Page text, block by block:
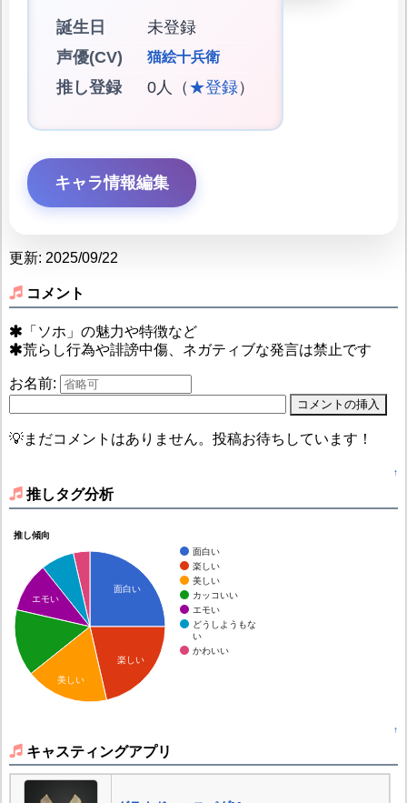
誕生日
未登録
声優(CV)
猫絵十兵衛
推し登録 0人（ ★登録）
キャラ情報編集
更新: 2025/09/22
コメント
「ソホ」の魅力や特徴など
荒らし行為や誹謗中傷、ネガティブな発言は禁止です
お名前:
💡まだコメントはありません。投稿お待ちしています！
↑
推しタグ分析
推し傾向
面白い
楽しい
美しい
カッコいい
エモい
どうしようもな
い
かわいい
面白い
楽しい
エモい
美しい
↑
キャスティングアプリ